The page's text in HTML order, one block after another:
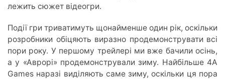
лежить сюжет відеогри.
Події гри триватимуть щонайменше один рік, оскільки
розробники обіцяють виразно продемонструвати всі
пори року. У першому трейлері ми вже бачили осінь,
а у «Аврорі» продемонстрували зиму. Найбільше 4A
Games наразі виділяють саме зиму, оскільки ця пора